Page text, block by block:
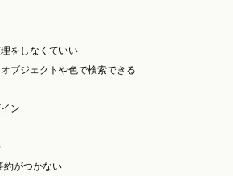
をしなくていい
ブジェクトや色で検索できる
ン
がつかない